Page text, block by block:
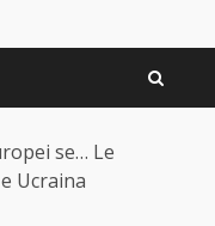
se… Le
Ucraina